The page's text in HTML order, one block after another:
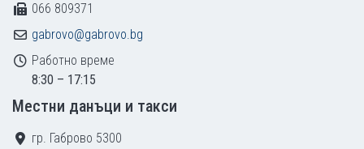
066 809371
gabrovo@gabrovo.bg
Работно време
8:30 – 17:15
Местни данъци и такси
гр. Габрово 5300